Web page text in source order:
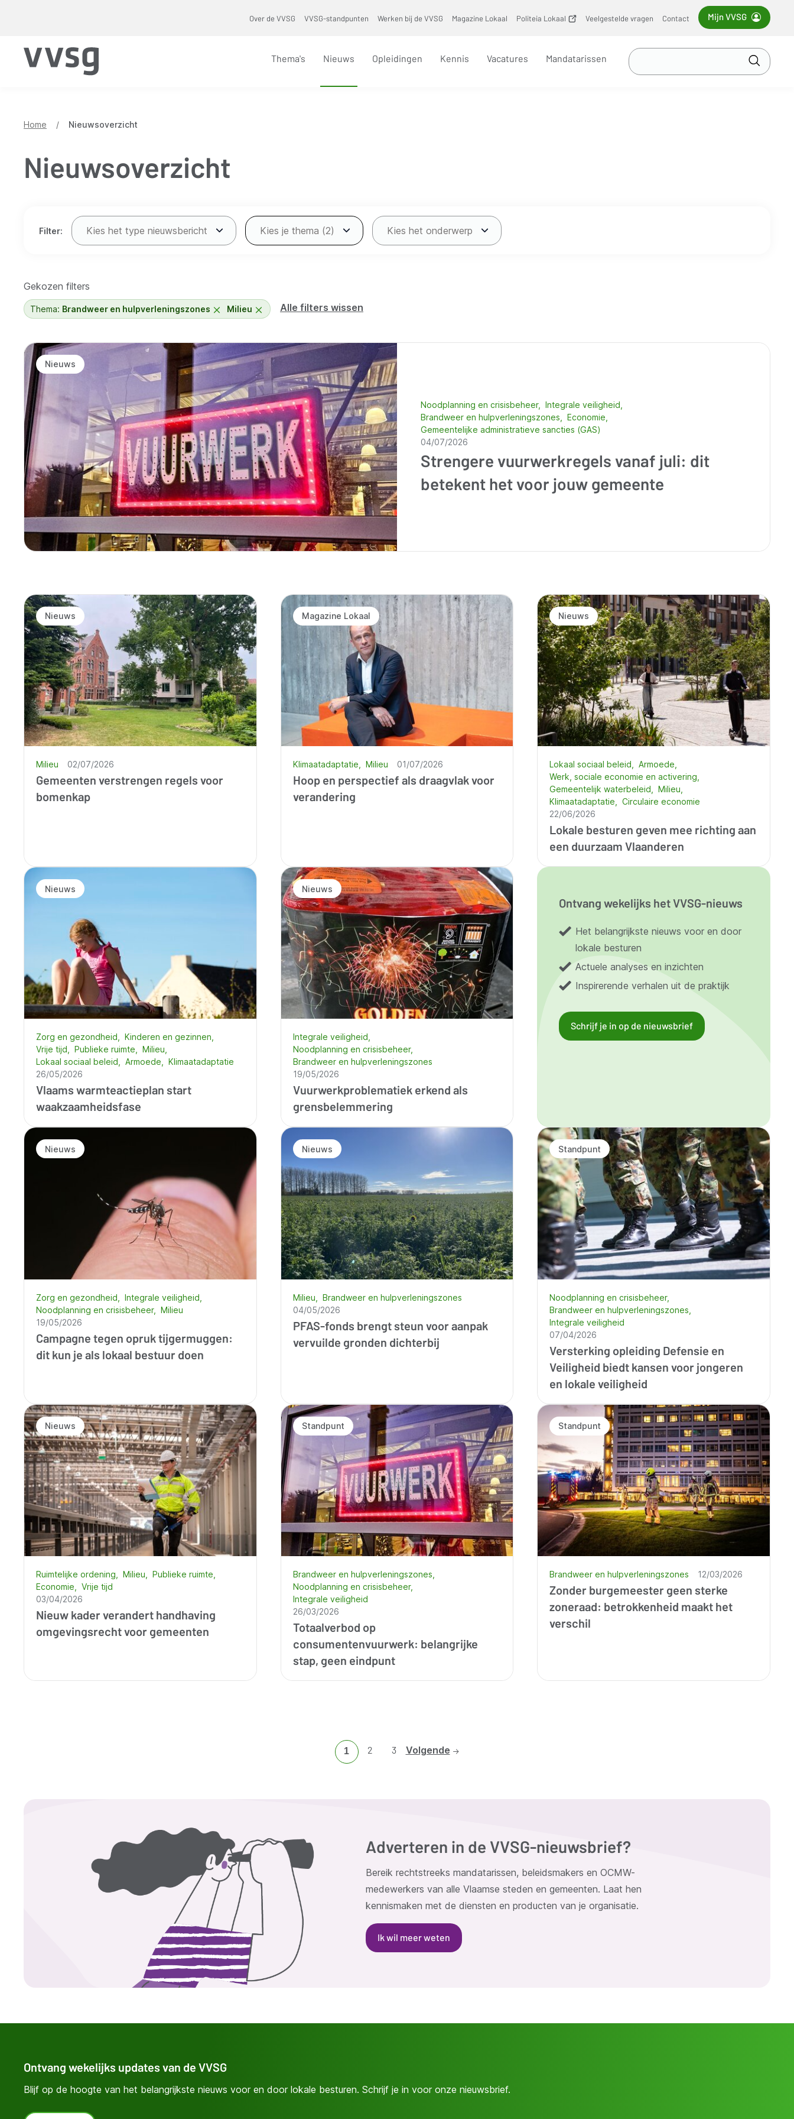
Over de VVSG VVSG-standpunten Werken bij de VVSG Magazine Lokaal Politeia Lokaal
(opent
Veelgestelde vragen Contact Mijn VVSG
Thema's Nieuws Opleidingen Kennis Vacatures Mandatarissen
Zoek
in
Home / Nieuwsoverzicht
Nieuwsoverzicht
Verfijn
Filter: Kies het type nieuwsbericht Kies je thema (2) Kies het onderwerp
Gekozen filters
Thema: Brandweer en hulpverleningszones Milieu Alle filters wissen
Resultaten
Strengere vuurwerkregels vanaf juli: dit
betekent het voor jouw gemeente
Nieuws
Noodplanning en crisisbeheer
Integrale veiligheid
Brandweer en hulpverleningszones
Economie
Gemeentelijke administratieve sancties (GAS)
04/07/2026
Nieuws
Gemeenten verstrengen regels voor
bomenkap
Milieu 02/07/2026
Magazine Lokaal
Hoop en perspectief als draagvlak voor
verandering
Klimaatadaptatie Milieu 01/07/2026
Nieuws
Lokale besturen geven mee richting aan
een duurzaam Vlaanderen
Lokaal sociaal beleid
Armoede
Werk, sociale economie en activering
Gemeentelijk waterbeleid
Milieu
Klimaatadaptatie
Circulaire economie
22/06/2026
Nieuws
Vlaams warmteactieplan start
waakzaamheidsfase
Zorg en gezondheid
Kinderen en gezinnen
Vrije tijd
Publieke ruimte
Milieu
Lokaal sociaal beleid
Armoede
Klimaatadaptatie
26/05/2026
Nieuws
Vuurwerkproblematiek erkend als
grensbelemmering
Integrale veiligheid
Noodplanning en crisisbeheer
Brandweer en hulpverleningszones
19/05/2026
Ontvang wekelijks het VVSG-nieuws
Het belangrijkste nieuws voor en door
lokale besturen
Actuele analyses en inzichten
Inspirerende verhalen uit de praktijk
Schrijf je in op de nieuwsbrief
Nieuws
Campagne tegen opruk tijgermuggen:
dit kun je als lokaal bestuur doen
Zorg en gezondheid
Integrale veiligheid
Noodplanning en crisisbeheer
Milieu
19/05/2026
Nieuws
PFAS-fonds brengt steun voor aanpak
vervuilde gronden dichterbij
Milieu
Brandweer en hulpverleningszones
04/05/2026
Standpunt
Versterking opleiding Defensie en
Veiligheid biedt kansen voor jongeren
en lokale veiligheid
Noodplanning en crisisbeheer
Brandweer en hulpverleningszones
Integrale veiligheid
07/04/2026
Nieuws
Nieuw kader verandert handhaving
omgevingsrecht voor gemeenten
Ruimtelijke ordening Milieu
Publieke ruimte
Economie
Vrije tijd
03/04/2026
Standpunt
Totaalverbod op
consumentenvuurwerk: belangrijke
stap, geen eindpunt
Brandweer en hulpverleningszones
Noodplanning en crisisbeheer
Integrale veiligheid
26/03/2026
Standpunt
Zonder burgemeester geen sterke
zoneraad: betrokkenheid maakt het
verschil
Brandweer en hulpverleningszones 12/03/2026
Huidige
pagina
1
Ga
2
Ga
3 Volgende
Adverteren in de VVSG-nieuwsbrief?
Bereik rechtstreeks mandatarissen, beleidsmakers en OCMW-
medewerkers van alle Vlaamse steden en gemeenten. Laat hen
kennismaken met de diensten en producten van je organisatie.
Ik wil meer weten
Ontvang wekelijks updates van de VVSG
Blijf op de hoogte van het belangrijkste nieuws voor en door lokale besturen. Schrijf je in voor onze nieuwsbrief.